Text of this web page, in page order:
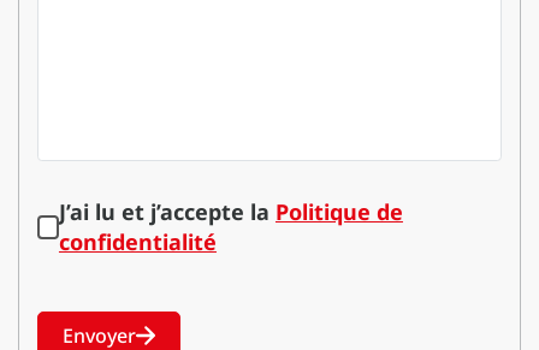
J’ai lu et j’accepte la Politique de
confidentialité
Envoyer